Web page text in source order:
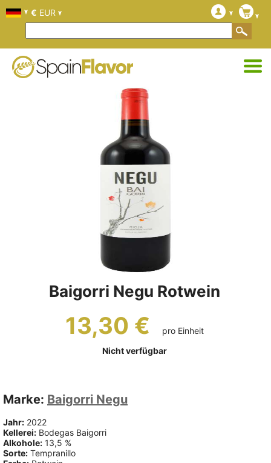
Baigorri Negu Rotwein
13,30 €
pro Einheit
Nicht verfügbar
Marke: Baigorri Negu
Jahr: 2022
Kellerei: Bodegas Baigorri
Alkohole: 13,5 %
Sorte: Tempranillo
€ EUR